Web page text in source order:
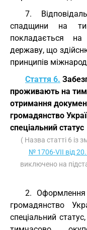
7.
спадщини на
покладається
державу, що
принципів
Стаття 6.
проживають на
отримання
громадянство
спеціальний статус
( Назва статті 6 із
№ 1706-VII від
виключено на
2. Оформлення
громадянство
спеціальний